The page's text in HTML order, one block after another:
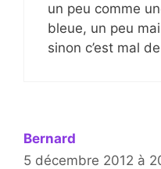
un peu comme
bleue, un peu
sinon c’est mal
Bernard
5 décembre 2012 à